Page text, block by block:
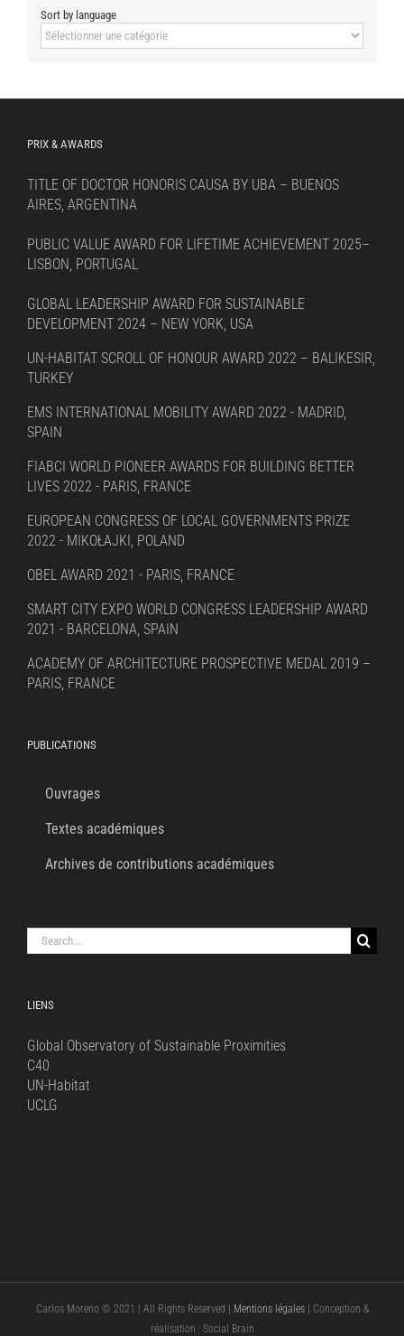
Sort by language
Sort
by
PRIX & AWARDS
TITLE OF DOCTOR HONORIS CAUSA BY UBA – BUENOS
AIRES, ARGENTINA
PUBLIC VALUE AWARD FOR LIFETIME ACHIEVEMENT 2025–
LISBON, PORTUGAL
GLOBAL LEADERSHIP AWARD FOR SUSTAINABLE
DEVELOPMENT 2024 – NEW YORK, USA
UN-HABITAT SCROLL OF HONOUR AWARD 2022 – BALIKESIR,
TURKEY
EMS INTERNATIONAL MOBILITY AWARD 2022 - MADRID,
SPAIN
FIABCI WORLD PIONEER AWARDS FOR BUILDING BETTER
LIVES 2022 - PARIS, FRANCE
EUROPEAN CONGRESS OF LOCAL GOVERNMENTS PRIZE
2022 - MIKOŁAJKI, POLAND
OBEL AWARD 2021 - PARIS, FRANCE
SMART CITY EXPO WORLD CONGRESS LEADERSHIP AWARD
2021 - BARCELONA, SPAIN
ACADEMY OF ARCHITECTURE PROSPECTIVE MEDAL 2019 –
PARIS, FRANCE
PUBLICATIONS
Ouvrages
Textes académiques
Archives de contributions académiques
Search
for:
LIENS
Global Observatory of Sustainable Proximities
C40
UN-Habitat
UCLG
Carlos Moreno © 2021 | All Rights Reserved | Mentions légales| Conception &
réalisation : Social Brain